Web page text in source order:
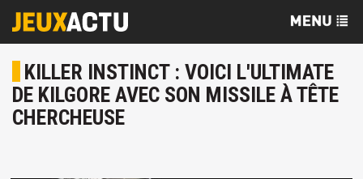
KILLER INSTINCT : VOICI L'ULTIMATE
DE KILGORE AVEC SON MISSILE À TÊTE
CHERCHEUSE